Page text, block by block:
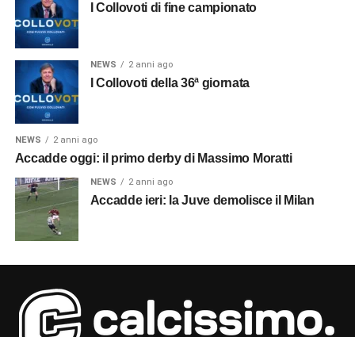
I Collovoti di fine campionato
NEWS 2 anni ago
I Collovoti della 36ª giornata
NEWS 2 anni ago
Accadde oggi: il primo derby di Massimo Moratti
NEWS 2 anni ago
Accadde ieri: la Juve demolisce il Milan